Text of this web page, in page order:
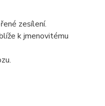
zesílení.
k jmenovitému